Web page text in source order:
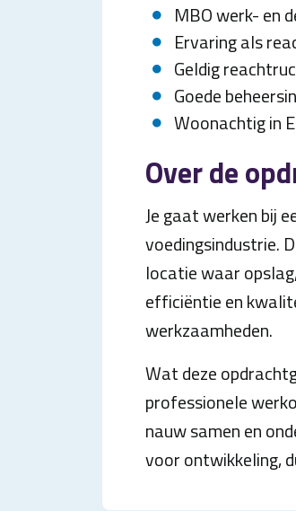
MBO werk- en
Ervaring als
Geldig
Goede
Woonachtig in
Over de
Je gaat werken bij
voedingsindustrie.
locatie waar
efficiëntie en
werkzaamheden.
Wat deze
professionele
nauw samen en
voor ontwikkeling,